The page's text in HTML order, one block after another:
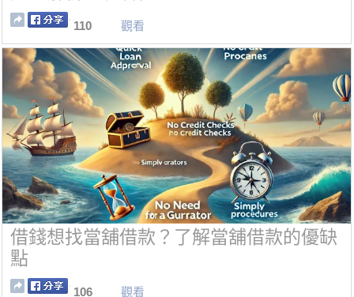
110 觀看
借錢想找當舖借款？了解當舖借款的優缺
點
106 觀看